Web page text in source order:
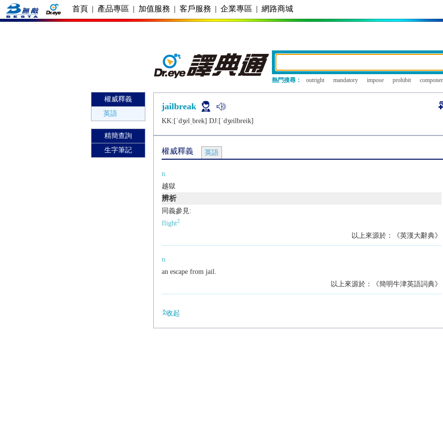
首頁 | 產品專區 | 加值服務 | 客戶服務 | 企業專區 | 網路商城
熱門搜尋： outright mandatory impose prohibit
權威釋義
英語
精簡查詢
生字筆記
jailbreak
KK:[ˈdʒеlˌbrеk] DJ:[ˈdʒеilbrеik]
權威釋義 英語
n.
越獄
辨析
同義參見:
flight2
以上來源於：《英漢大辭典》
n.
an escape from jail.
以上來源於：《簡明牛津英語詞典》
收起